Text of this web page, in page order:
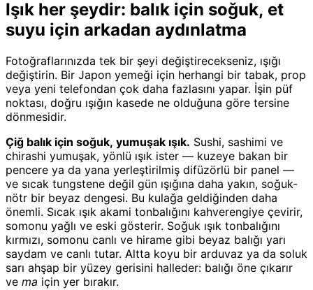
Işık her şeydir: balık için soğuk, et
suyu için arkadan aydınlatma
Fotoğraflarınızda tek bir şeyi değiştirecekseniz, ışığı
değiştirin. Bir Japon yemeği için herhangi bir tabak, prop
veya yeni telefondan çok daha fazlasını yapar. İşin püf
noktası, doğru ışığın kasede ne olduğuna göre tersine
dönmesidir.
Çiğ balık için soğuk, yumuşak ışık. Sushi, sashimi ve
chirashi yumuşak, yönlü ışık ister — kuzeye bakan bir
pencere ya da yana yerleştirilmiş difüzörlü bir panel —
ve sıcak tungstene değil gün ışığına daha yakın, soğuk-
nötr bir beyaz dengesi. Bu kulağa geldiğinden daha
önemli. Sıcak ışık akami tonbalığını kahverengiye çevirir,
somonu yağlı ve eski gösterir. Soğuk ışık tonbalığını
kırmızı, somonu canlı ve hirame gibi beyaz balığı yarı
saydam ve canlı tutar. Altta koyu bir arduvaz ya da soluk
sarı ahşap bir yüzey gerisini halleder: balığı öne çıkarır
ve ma için yer bırakır.